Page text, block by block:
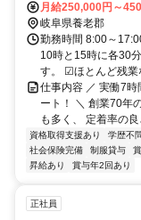
徒歩5分 ※車通勤
月給250,000円～
岐阜県養老郡
勤務時間 8:00～
10時と15時に各30
す。 ☑ほとんど残
仕事内容 ／ 実働7
ート！ ＼ 創業70年
も多く、 定着率の
資格取得支援あり 学歴不
社会保険完備
制服貸与
昇給あり
賞与年2回あり
正社員